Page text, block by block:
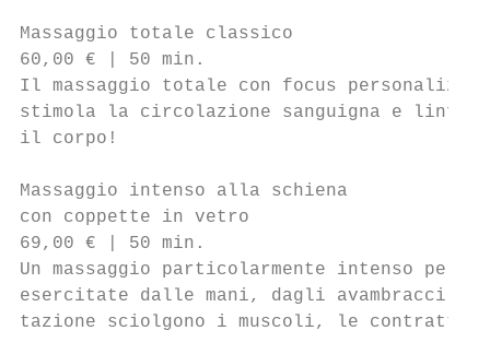
Massaggio totale classico
60,00 € | 50 min.
Il massaggio totale con focus
stimola la circolazione sanguigna e
il corpo!
Massaggio intenso alla schiena
con coppette in vetro
69,00 € | 50 min.
Un massaggio particolarmente intenso
esercitate dalle mani, dagli avambracci
tazione sciolgono i muscoli, le